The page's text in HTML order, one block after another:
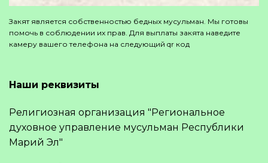
Закят является собственностью бедных мусульман. Мы готовы
помочь в соблюдении их прав. Для выплаты закята наведите
камеру вашего телефона на следующий qr код
Наши реквизиты
Религиозная организация "Региональное
духовное управление мусульман Республики
Марий Эл"